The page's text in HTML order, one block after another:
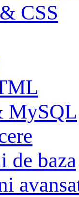
CSS
baza